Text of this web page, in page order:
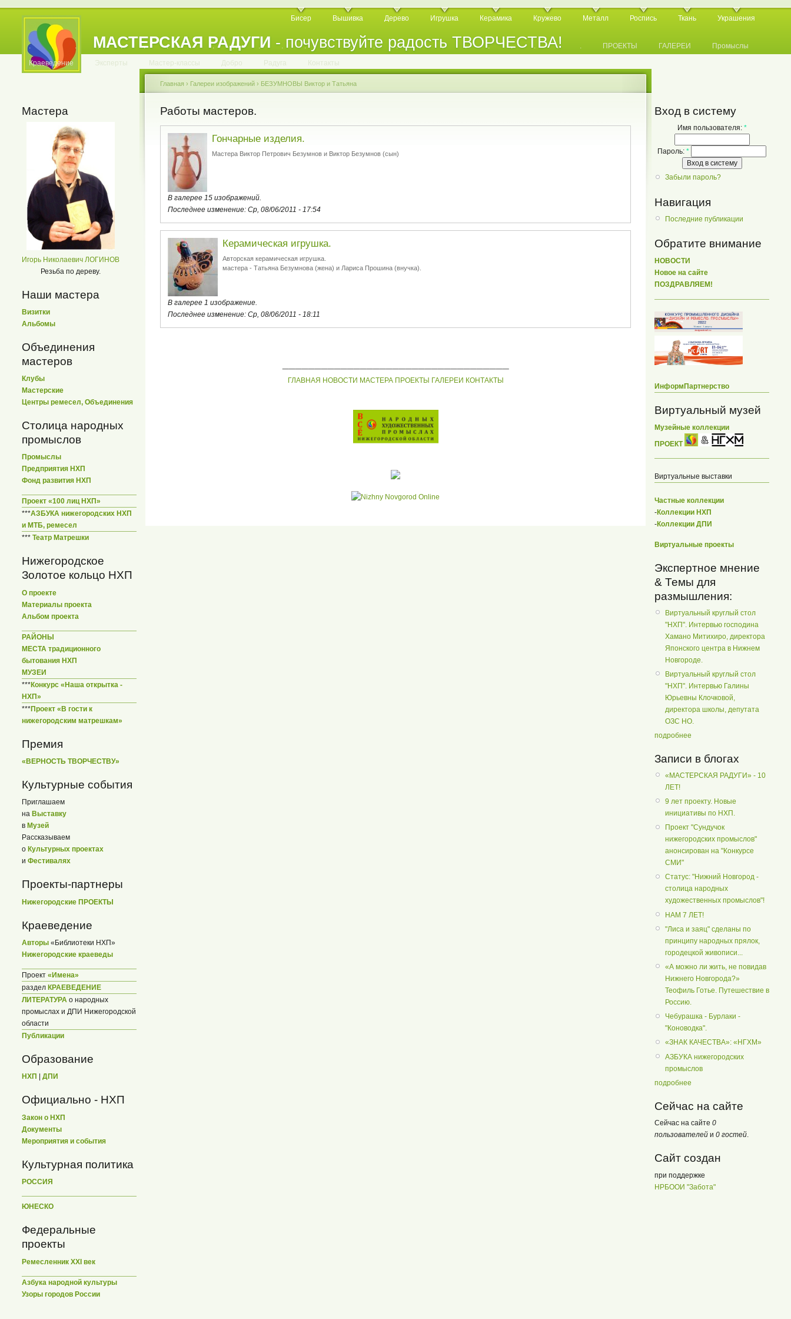
МАСТЕРСКАЯ РАДУГИ - почувствуйте радость ТВОРЧЕСТВА!
Бисер Вышивка Дерево Игрушка Керамика Кружево Металл Роспись Ткань Украшения
. . . . . . . . . . . . . . . . . . . . . . . . . ПРОЕКТЫ ГАЛЕРЕИ Промыслы
Краеведение Эксперты Мастер-классы Добро Радуга Контакты
Мастера
Игорь Николаевич ЛОГИНОВ
Резьба по дереву.
Наши мастера
Визитки
Альбомы
Объединения
мастеров
Клубы
Мастерские
Центры ремесел, Объединения
Столица народных
промыслов
Промыслы
Предприятия НХП
Фонд развития НХП
Проект «100 лиц НХП»
***АЗБУКА нижегородских НХП
и МТБ, ремесел
*** Театр Матрешки
Нижегородское
Золотое кольцо НХП
О проекте
Материалы проекта
Альбом проекта
РАЙОНЫ
МЕСТА традиционного
бытования НХП
МУЗЕИ
***Конкурс «Наша открытка -
НХП»
***Проект «В гости к
нижегородским матрешкам»
Премия
«ВЕРНОСТЬ ТВОРЧЕСТВУ»
Культурные события
Приглашаем
на Выставку
в Музей
Рассказываем
о Культурных проектах
и Фестивалях
Проекты-партнеры
Нижегородские ПРОЕКТЫ
Краеведение
Авторы «Библиотеки НХП»
Нижегородские краеведы
Проект «Имена»
раздел КРАЕВЕДЕНИЕ
ЛИТЕРАТУРА о народных
промыслах и ДПИ Нижегородской
области
Публикации
Образование
НХП ДПИ
Официально - НХП
Закон о НХП
Документы
Мероприятия и события
Культурная политика
РОССИЯ
ЮНЕСКО
Федеральные
проекты
Ремесленник XXI век
Азбука народной культуры
Узоры городов России
Главная › Галереи изображений › БЕЗУМНОВЫ Виктор и Татьяна
Работы мастеров.
Гончарные изделия.
Мастера Виктор Петрович Безумнов и Виктор Безумнов (сын)
В галерее 15 изображений.
Последнее изменение: Ср, 08/06/2011 - 17:54
Керамическая игрушка.
Авторская керамическая игрушка.
мастера - Татьяна Безумнова (жена) и Лариса Прошина (внучка).
В галерее 1 изображение.
Последнее изменение: Ср, 08/06/2011 - 18:11
ГЛАВНАЯ НОВОСТИ МАСТЕРА ПРОЕКТЫ ГАЛЕРЕИ КОНТАКТЫ
Вход в систему
Имя пользователя: *
Пароль: *
Забыли пароль?
Навигация
Последние публикации
Обратите внимание
НОВОСТИ
Новое на сайте
ПОЗДРАВЛЯЕМ!
ИнформПартнерство
Виртуальный музей
Музейные коллекции
ПРОЕКТ
Виртуальные выставки
Частные коллекции
-Коллекции НХП
-Коллекции ДПИ
Виртуальные проекты
Экспертное мнение
& Темы для
размышления:
Виртуальный круглый стол
"НХП". Интервью господина
Хамано Митихиро, директора
Японского центра в Нижнем
Новгороде.
Виртуальный круглый стол
"НХП". Интервью Галины
Юрьевны Клочковой,
директора школы, депутата
ОЗС НО.
подробнее
Записи в блогах
«МАСТЕРСКАЯ РАДУГИ» - 10
ЛЕТ!
9 лет проекту. Новые
инициативы по НХП.
Проект "Сундучок
нижегородских промыслов"
анонсирован на "Конкурсе
СМИ"
Статус: "Нижний Новгород -
столица народных
художественных промыслов"!
НАМ 7 ЛЕТ!
"Лиса и заяц" сделаны по
принципу народных прялок,
городецкой живописи...
«А можно ли жить, не повидав
Нижнего Новгорода?»
Теофиль Готье. Путешествие в
Россию.
Чебурашка - Бурлаки -
"Коноводка".
«ЗНАК КАЧЕСТВА»: «НГХМ»
АЗБУКА нижегородских
промыслов
подробнее
Сейчас на сайте
Сейчас на сайте 0
пользователей и 0 гостей
Сайт создан
при поддержке
НРБООИ "Забота"